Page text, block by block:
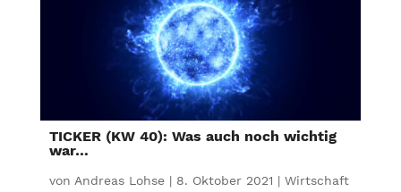
TICKER (KW 40): Was auch noch wichtig
war…
von Andreas Lohse| 8. Oktober 2021 | Wirtschaft